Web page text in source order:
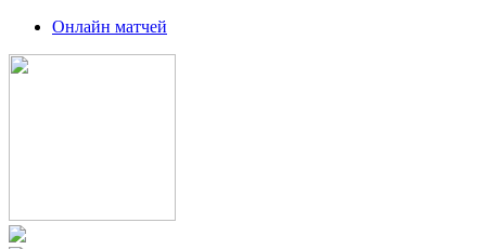
Онлайн матчей